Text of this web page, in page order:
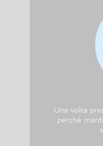
Una volta
perchè